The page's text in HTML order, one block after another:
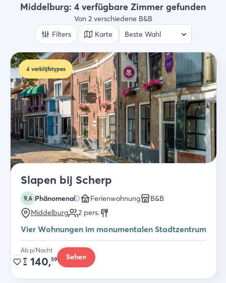
2 Gäste
Suche
Middelburg: 4 verfügbare Zimmer gefunden
Von 2 verschiedene B&B
Filters
Karte
4 verblijfstypes
Slapen bij Scherp
9,6 Phänomenal Ferienwohnung
B&B
Middelburg
2 pers.
Vier Wohnungen im monumentalen Stadtzentrum
Ab p/Nacht
€ 140,59 Sehen